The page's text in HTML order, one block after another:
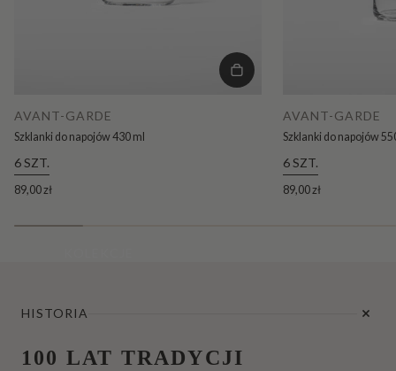
AVANT-GARDE
Szklanki do napojów 430 ml
6 SZT.
89,00 zł
AVANT-GARDE
Szklanki do napojów
6 SZT.
89,00 zł
HISTORIA
100 LAT TRADYCJI